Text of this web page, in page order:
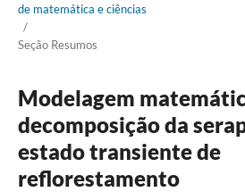
de matemática e ciências
/
Seção Resumos
Modelagem
decomposição da
estado transiente de
reflorestamento